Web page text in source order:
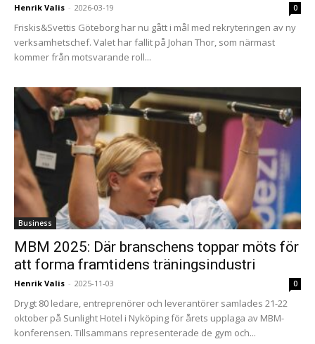
Henrik Valis - 2026-03-19 0
Friskis&Svettis Göteborg har nu gått i mål med rekryteringen av ny
verksamhetschef. Valet har fallit på Johan Thor, som närmast
kommer från motsvarande roll...
Business
MBM 2025: Där branschens toppar möts för
att forma framtidens träningsindustri
Henrik Valis - 2025-11-03 0
Drygt 80 ledare, entreprenörer och leverantörer samlades 21-22
oktober på Sunlight Hotel i Nyköping för årets upplaga av MBM-
konferensen. Tillsammans representerade de gym och...